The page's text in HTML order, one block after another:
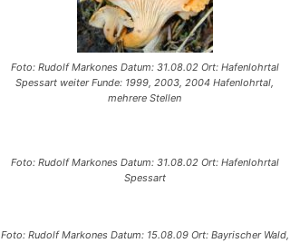
Foto: Rudolf Markones Datum: 31.08.02 Ort: Hafenlohrtal
Spessart weiter Funde: 1999, 2003, 2004 Hafenlohrtal,
mehrere Stellen
Foto: Rudolf Markones Datum: 31.08.02 Ort: Hafenlohrtal
Spessart
Foto: Rudolf Markones Datum: 15.08.09 Ort: Bayrischer Wald,